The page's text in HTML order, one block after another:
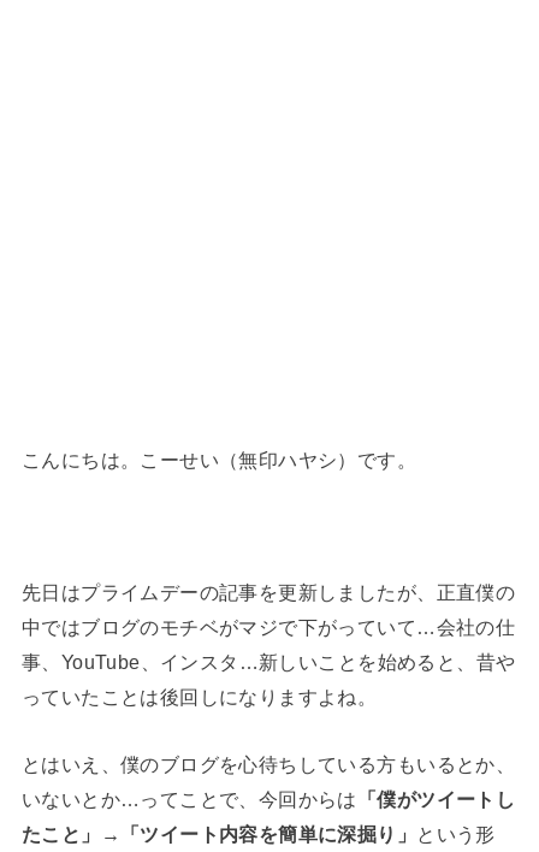
こんにちは。こーせい（無印ハヤシ）です。
先日はプライムデーの記事を更新しましたが、正直僕の
中ではブログのモチベがマジで下がっていて…会社の仕
事、YouTube、インスタ…新しいことを始めると、昔や
っていたことは後回しになりますよね。
とはいえ、僕のブログを心待ちしている方もいるとか、
いないとか…ってことで、今回からは
「僕がツイートし
たこと」→「ツイート内容を簡単に深掘り」
という形